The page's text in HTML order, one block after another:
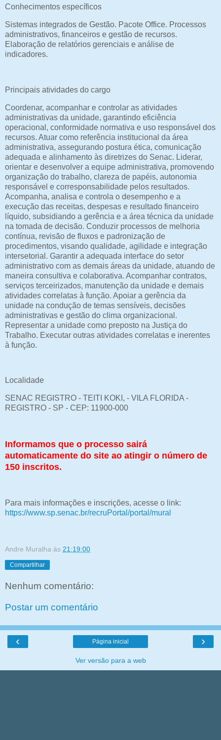
Conhecimentos específicos
Sistemas integrados de Gestão. Pacote Office. Processos
administrativos, financeiros e gestão de recursos.
Elaboração de relatórios gerenciais e análise de
indicadores.
Principais atividades do cargo
Coordenar, acompanhar e controlar as atividades
administrativas da unidade, garantindo eficiência
operacional, conformidade normativa e uso responsável dos
recursos. Atuar como referência institucional da área
administrativa, assegurando postura ética, comunicação
adequada e alinhamento às diretrizes do Senac. Liderar,
orientar e desenvolver a equipe administrativa, promovendo
organização do trabalho, clareza de papéis, autonomia
responsável e corresponsabilidade pelos resultados.
Acompanha, analisa e controla o desempenho e a
execução das receitas, despesas e resultado financeiro
líquido, subsidiando a gerência e a área técnica da unidade
na tomada de decisão. Conduzir processos de melhoria
contínua, revisão de fluxos e padronização de
procedimentos, visando qualidade, agilidade e integração
intersetorial. Garantir a adequada interface do setor
administrativo com as demais áreas da unidade, atuando de
maneira consultiva e colaborativa. Acompanhar contratos,
serviços terceirizados, manutenção da unidade e demais
atividades correlatas à função. Apoiar a gerência da
unidade na condução de temas sensíveis, decisões
administrativas e gestão do clima organizacional.
Representar a unidade como preposto na Justiça do
Trabalho. Executar outras atividades correlatas e inerentes
à função.
Localidade
SENAC REGISTRO - TEITI KOKI, - VILA FLORIDA -
REGISTRO - SP - CEP: 11900-000
Informamos que o processo sairá
automaticamente do site ao atingir o número de
150 inscritos.
Para mais informações e inscrições, acesse o link:
https://www.sp.senac.br/recruPortal/portal/mural
Andre Muralha às 21:19:00
Compartilhar
Nenhum comentário:
Postar um comentário
‹ ›
Página inicial
Ver versão para a web